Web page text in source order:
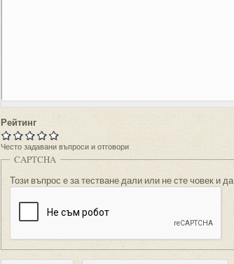
Рейтинг
Често задавани въпроси и отговори
CAPTCHA
Този въпрос е за тестване дали или не сте човек и